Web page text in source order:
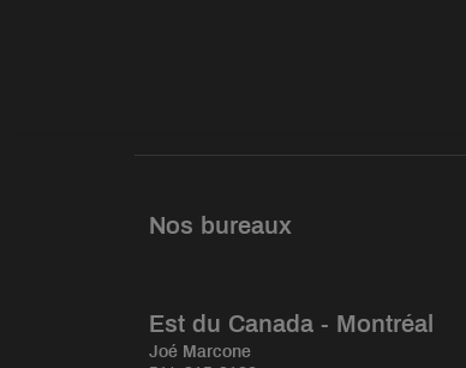
Nos bureaux
Est du Canada - Montréal
Joé Marcone